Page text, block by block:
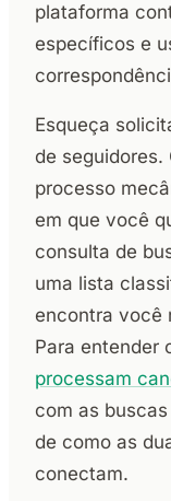
plataforma
específicos e
Esqueça
de seguidores.
processo
em que você
consulta de
uma lista
encontra você
Para entender
processam
com as
de como as
conectam.